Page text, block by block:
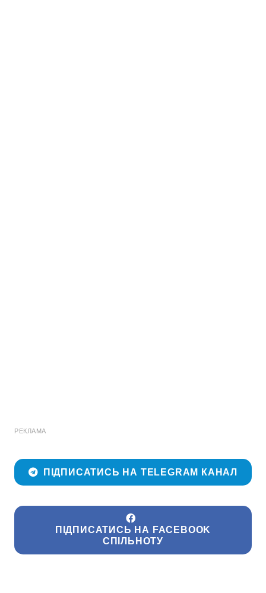
РЕКЛАМА
ПІДПИСАТИСЬ НА TELEGRAM КАНАЛ
ПІДПИСАТИСЬ НА FACEBOOK
СПІЛЬНОТУ